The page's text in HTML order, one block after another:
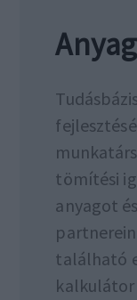
tömítési
anyagot
található
kalkulátor